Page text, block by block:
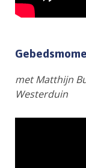
met Matthijn
Westerduin